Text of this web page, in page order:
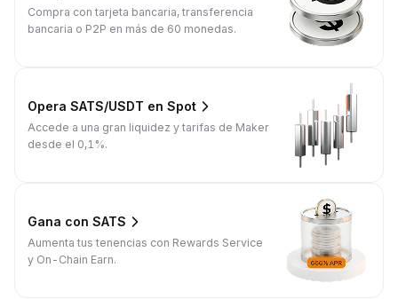
Compra con tarjeta bancaria, transferencia
bancaria o P2P en más de 60 monedas.
Opera SATS/USDT en Spot
Accede a una gran liquidez y tarifas de Maker
desde el 0,1%.
Gana con SATS
Aumenta tus tenencias con Rewards Service
y On-Chain Earn.